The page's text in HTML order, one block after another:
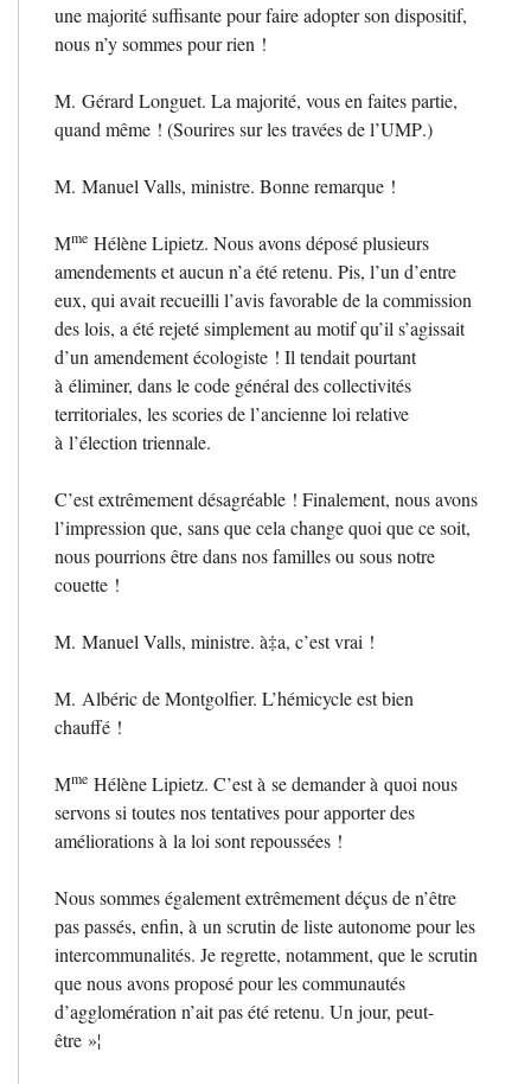
une majorité suffisante pour faire adopter son dispositif,
nous n’y sommes pour rien !
M. Gérard Longuet. La majorité, vous en faites partie,
quand même ! (Sourires sur les travées de l’UMP.)
M. Manuel Valls, ministre. Bonne remarque !
Mme Hélène Lipietz. Nous avons déposé plusieurs
amendements et aucun n’a été retenu. Pis, l’un d’entre
eux, qui avait recueilli l’avis favorable de la commission
des lois, a été rejeté simplement au motif qu’il s’agissait
d’un amendement écologiste ! Il tendait pourtant
à éliminer, dans le code général des collectivités
territoriales, les scories de l’ancienne loi relative
à l’élection triennale.
C’est extrêmement désagréable ! Finalement, nous avons
l’impression que, sans que cela change quoi que ce soit,
nous pourrions être dans nos familles ou sous notre
couette !
M. Manuel Valls, ministre. à‡a, c’est vrai !
M. Albéric de Montgolfier. L’hémicycle est bien
chauffé !
Mme Hélène Lipietz. C’est à se demander à quoi nous
servons si toutes nos tentatives pour apporter des
améliorations à la loi sont repoussées !
Nous sommes également extrêmement déçus de n’être
pas passés, enfin, à un scrutin de liste autonome pour les
intercommunalités. Je regrette, notamment, que le scrutin
que nous avons proposé pour les communautés
d’agglomération n’ait pas été retenu. Un jour, peut-
être »¦